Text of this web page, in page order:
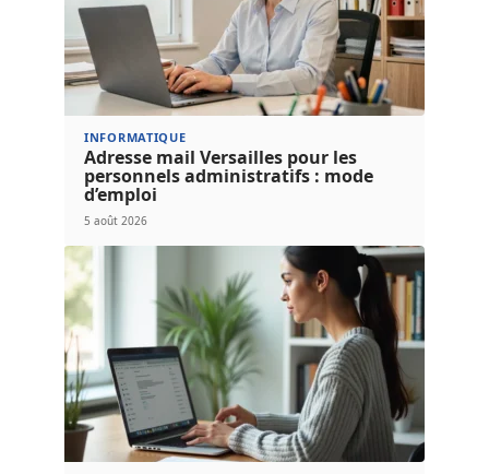
INFORMATIQUE
Adresse mail Versailles pour les
personnels administratifs : mode
d’emploi
5 août 2026